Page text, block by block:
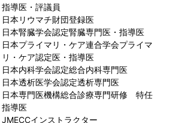
指導医・評議員
日本リウマチ財団登録医
日本腎臓学会認定腎臓専門医・指導医
日本プライマリ・ケア連合学会プライマ
リ・ケア認定医・指導医
日本内科学会認定総合内科専門医
日本透析医学会認定透析専門医
日本専門医機構総合診療専門研修 特任
指導医
JMECCインストラクター